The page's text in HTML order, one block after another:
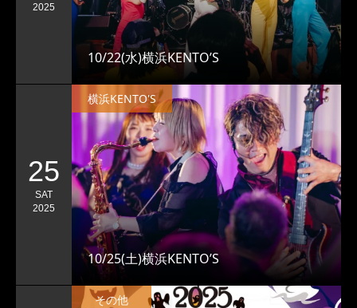
2025
10/22(水)横浜KENTO’S
25
SAT
2025
10/25(土)横浜KENTO’S
横浜KENTO'S
その他